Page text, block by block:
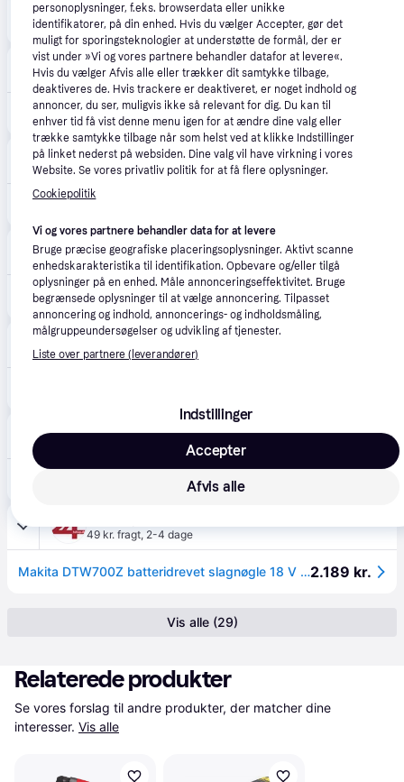
(ComputerSalg) Makita DTW700Z - Stødnøgle - ledningfri - 1/2 kvadratisk drev - 700 N·m - 18 V - SOLO 1.717 kr.
Eller 3 betalinger af 572 kr.
Prishammeren 5.0(14)
49 kr. fragt,1-2 dage
Makita 18V slagnøgle DTW700Z KULLØS 1/2" 1.699 kr.
Verkter 4.5(86)
Fri fragt ,3-4 dage
avXperten (428)
59 kr. fragt ,1 dag
Makita Slagskruenøgle DTW700Z 700Nm (18V) Kulfri 1.795 kr.
Eller 3 betalinger af 598 kr.
Silvan 4.9(18)
39 kr. fragt,1-2 dage
49 kr. fragt, 2-4 dage
Makita DTW700Z batteridrevet slagnøgle 18 V (uden batteri, uden oplader).2.189 kr.
Vis alle (29)
Relaterede produkter
Se vores forslag til andre produkter, der matcher dine
interesser. Vis alle
personoplysninger, f.eks. browserdata eller unikke
identifikatorer, på din enhed. Hvis du vælger Accepter, gør det
muligt for sporingsteknologier at understøtte de formål, der er
vist under »Vi og vores partnere behandler datafor at levere«.
Hvis du vælger Afvis alle eller trækker dit samtykke tilbage,
deaktiveres de. Hvis trackere er deaktiveret, er noget indhold og
annoncer, du ser, muligvis ikke så relevant for dig. Du kan til
enhver tid få vist denne menu igen for at ændre dine valg eller
trække samtykke tilbage når som helst ved at klikke Indstillinger
på linket nederst på websiden. Dine valg vil have virkning i vores
Website. Se vores privatliv politik for at få flere oplysninger.
Cookiepolitik
Vi og vores partnere behandler data for at levere
Bruge præcise geografiske placeringsoplysninger. Aktivt scanne
enhedskarakteristika til identifikation. Opbevare og/eller tilgå
oplysninger på en enhed. Måle annonceringseffektivitet. Bruge
begrænsede oplysninger til at vælge annoncering. Tilpasset
annoncering og indhold, annoncerings- og indholdsmåling,
målgruppeundersøgelser og udvikling af tjenester.
Liste over partnere (leverandører)
Indstillinger
Afvis alle
Accepter